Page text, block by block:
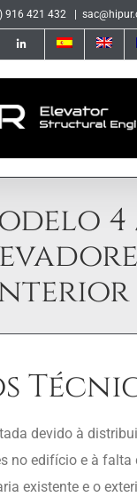
916 421 432
4
devido à
no edifício e à falta
existente e o